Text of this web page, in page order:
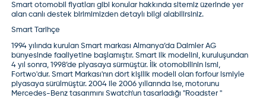
Smart otomobil fiyatları gibi konular hakkında sitemiz üzerinde yer
alan canlı destek birimimizden detaylı bilgi alabilirsiniz.
Smart Tarihçe
1994 yılında kurulan Smart markası Almanya’da Daimler AG
bünyesinde faaliyetine başlamıştır. Smart ilk modelini, kuruluşundan
4 yıl sonra, 1998’de piyasaya sürmüştür. İlk otomobilinin ismi,
Fortwo'dur. Smart Markası'nın dört kişilik modeli olan forfour ismiyle
piyasaya sürülmüştür. 2004 ile 2006 yıllarında ise, motorunu
Mercedes-Benz tasarımını Swatch'un tasarladığı ''Roadster ''